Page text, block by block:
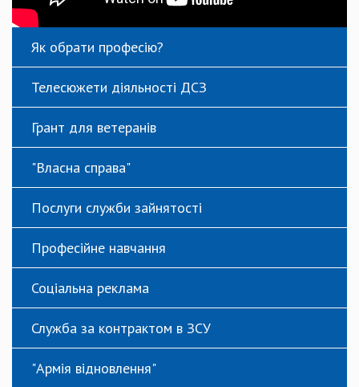
Як обрати професію?
Телесюжети діяльності ДСЗ
Грант для ветеранів
"Власна справа"
Послуги служби зайнятості
Професійне навчання
Соціальна реклама
Служба за контрактом в ЗСУ
"Армія відновлення"